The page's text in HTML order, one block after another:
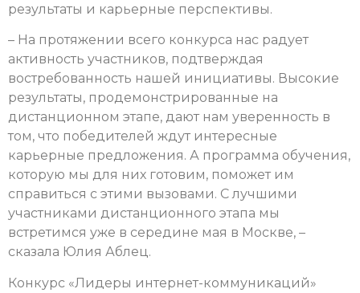
результаты и карьерные перспективы.
– На протяжении всего конкурса нас радует
активность участников, подтверждая
востребованность нашей инициативы. Высокие
результаты, продемонстрированные на
дистанционном этапе, дают нам уверенность в
том, что победителей ждут интересные
карьерные предложения. А программа обучения,
которую мы для них готовим, поможет им
справиться с этими вызовами. С лучшими
участниками дистанционного этапа мы
встретимся уже в середине мая в Москве, –
сказала Юлия Аблец.
Конкурс «Лидеры интернет-коммуникаций»